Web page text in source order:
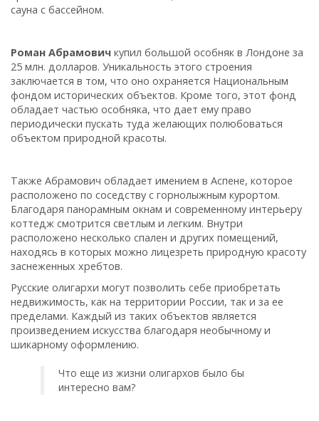
сауна с бассейном.
Роман Абрамович купил большой особняк в Лондоне за
25 млн. долларов. Уникальность этого строения
заключается в том, что оно охраняется Национальным
фондом исторических объектов. Кроме того, этот фонд
обладает частью особняка, что дает ему право
периодически пускать туда желающих полюбоваться
объектом природной красоты.
Также Абрамович обладает имением в Аспене, которое
расположено по соседству с горнолыжным курортом.
Благодаря панорамным окнам и современному интерьеру
коттедж смотрится светлым и легким. Внутри
расположено несколько спален и других помещений,
находясь в которых можно лицезреть природную красоту
заснеженных хребтов.
Русские олигархи могут позволить себе приобретать
недвижимость, как на территории России, так и за ее
пределами. Каждый из таких объектов является
произведением искусства благодаря необычному и
шикарному оформлению.
Что еще из жизни олигархов было бы
интересно вам?